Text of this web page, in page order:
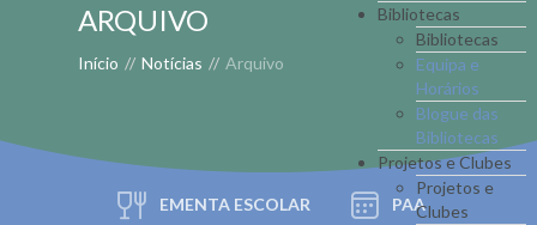
Bibliotecas
Bibliotecas
Equipa e
Horários
Blogue das
Bibliotecas
Projetos e Clubes
Projetos e
Clubes
ARQUIVO
Início // Notícias // Arquivo
EMENTA ESCOLAR PAA